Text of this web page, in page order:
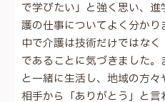
で学びたい」と強く思い、
護の仕事についてよく分かり
中で介護は技術だけではな
であることに気づきました
と一緒に生活し、地域の方々
相手から「ありがとう」と